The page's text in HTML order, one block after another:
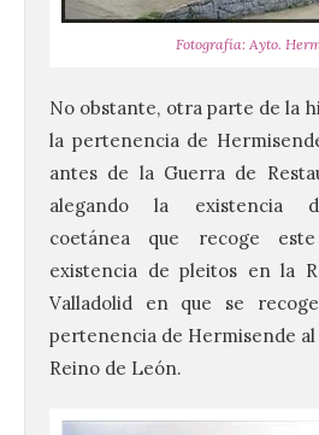
Fotografía: Ayto.
No obstante, otra parte de la
la pertenencia de
antes de la Guerra de
alegando la existencia
coetánea que recoge
existencia de pleitos en la
Valladolid en que se
pertenencia de Hermisende
Reino de León.